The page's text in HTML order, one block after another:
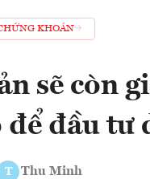
KHOÁN
sẽ còn
đầu tư
T Thu Minh